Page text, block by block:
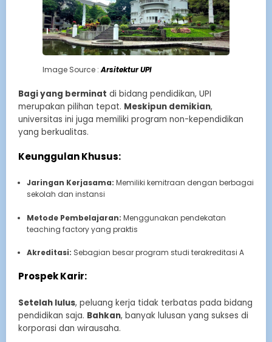
Image Source :Arsitektur UPI
Bagi yang berminat di bidang pendidikan, UPI
merupakan pilihan tepat. Meskipun demikian,
universitas ini juga memiliki program non-kependidikan
yang berkualitas.
Keunggulan Khusus:
Jaringan Kerjasama: Memiliki kemitraan dengan berbagai
sekolah dan instansi
Metode Pembelajaran: Menggunakan pendekatan
teaching factory yang praktis
Akreditasi: Sebagian besar program studi terakreditasi A
Prospek Karir:
Setelah lulus, peluang kerja tidak terbatas pada bidang
pendidikan saja. Bahkan, banyak lulusan yang sukses di
korporasi dan wirausaha.